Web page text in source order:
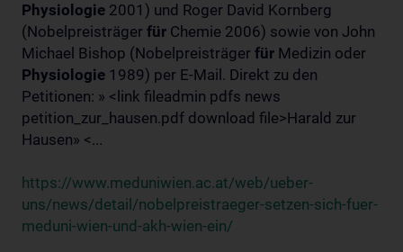
Physiologie 2001) und Roger David Kornberg
(Nobelpreisträger für Chemie 2006) sowie von John
Michael Bishop (Nobelpreisträger für Medizin oder
Physiologie 1989) per E-Mail. Direkt zu den
Petitionen: » <link fileadmin pdfs news
petition_zur_hausen.pdf download file>Harald zur
Hausen» <...
https://www.meduniwien.ac.at/web/ueber-
uns/news/detail/nobelpreistraeger-setzen-sich-fuer-
meduni-wien-und-akh-wien-ein/